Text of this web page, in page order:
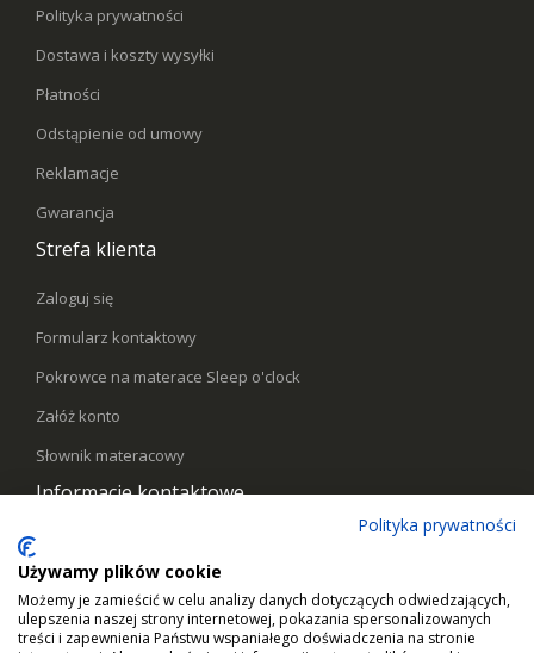
Polityka prywatności
Dostawa i koszty wysyłki
Płatności
Odstąpienie od umowy
Reklamacje
Gwarancja
Strefa klienta
Zaloguj się
Formularz kontaktowy
Pokrowce na materace Sleep o'clock
Załóż konto
Słownik materacowy
Informacje kontaktowe
Email:kontakt@sleepoclock.pl
Godziny pracy:Pn - Pt / 10:00 - 17:00
Polityka prywatności
Używamy plików cookie
Możemy je zamieścić w celu analizy danych dotyczących odwiedzających,
ulepszenia naszej strony internetowej, pokazania spersonalizowanych
treści i zapewnienia Państwu wspaniałego doświadczenia na stronie